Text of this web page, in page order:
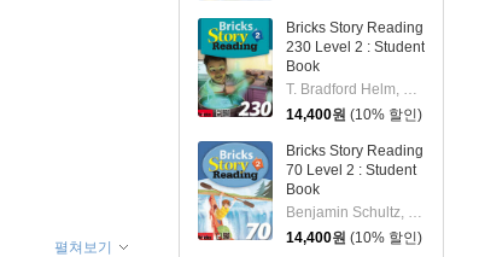
Bricks Story Reading
230 Level 2 : Student
Book
T. Bradford Helm, Nancy Hollman, Carrie Wilcox, Lindsay Irvine
14,400원 (10% 할인)
Bricks Story Reading
70 Level 2 : Student
Book
Benjamin Schultz, Sean Switzer, John Perritano, Mike Whale
14,400원 (10% 할인)
펼쳐보기